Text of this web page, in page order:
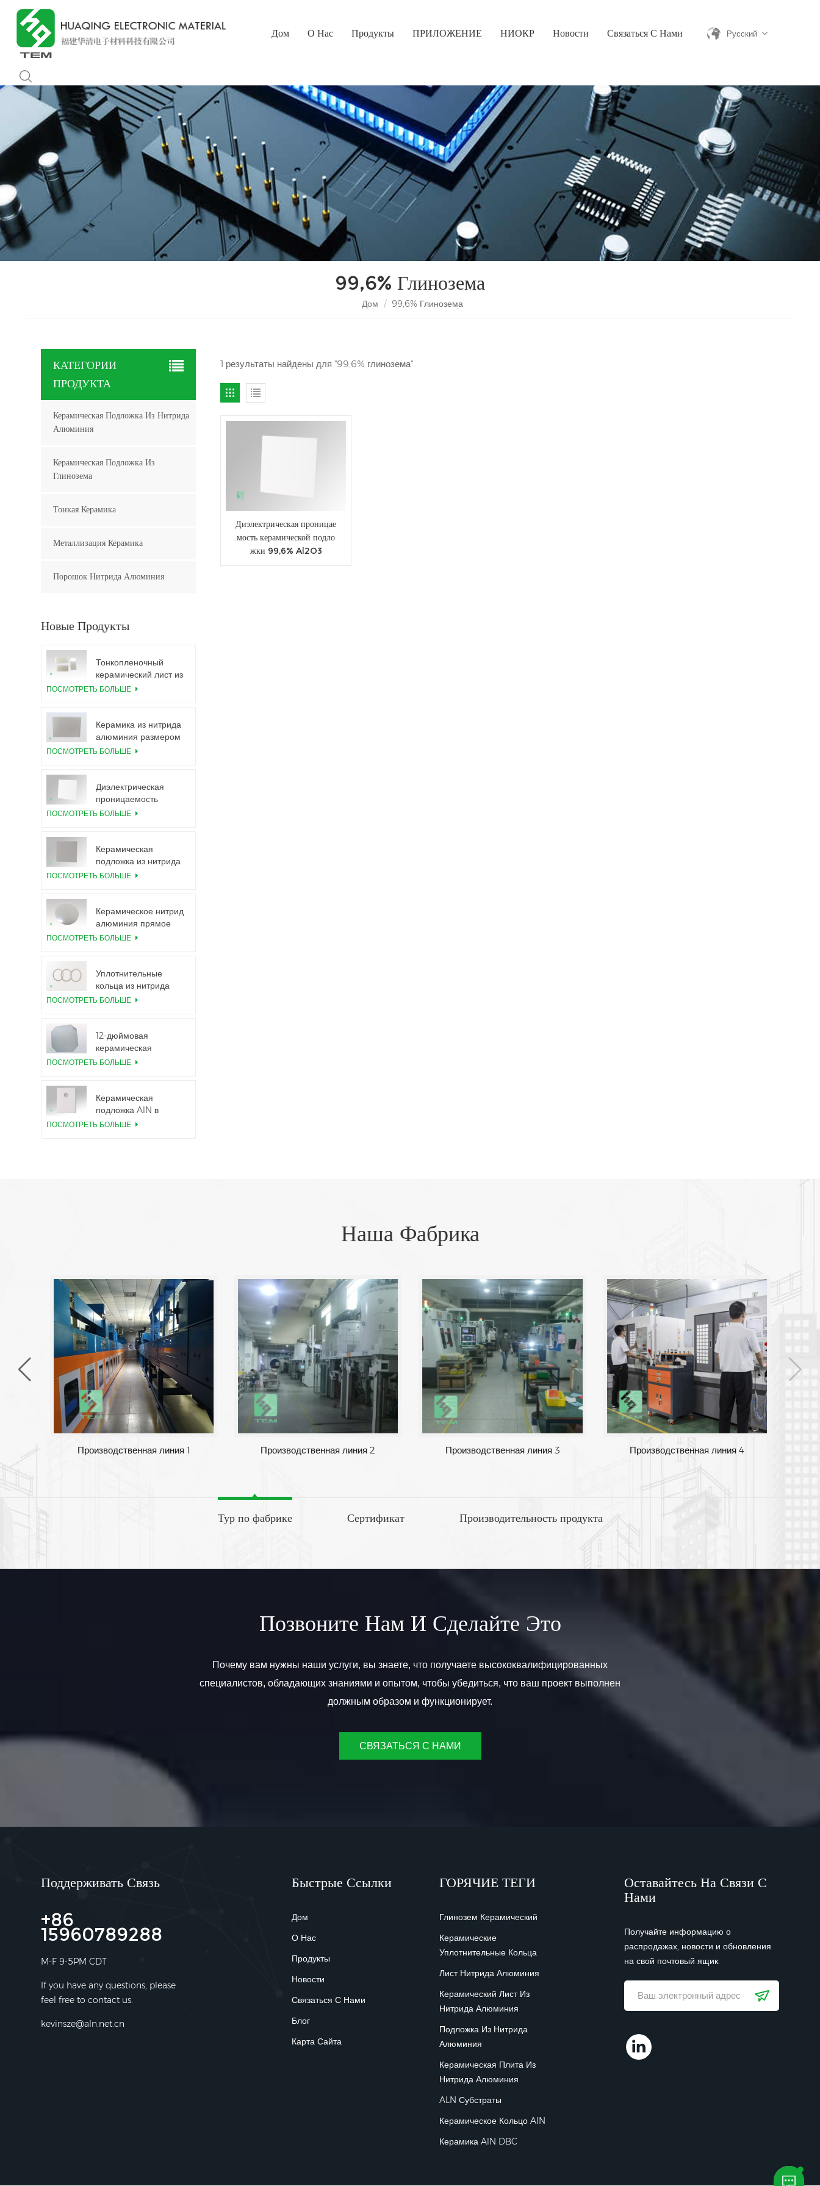
Дом О Нас Продукты ПРИЛОЖЕНИЕ НИОКР Новости Связаться С Нами Русский
99,6% Глинозема
Дом / 99,6% Глинозема
1 результаты найдены для "99,6% глинозема"
Диэлектрическая проницае
мость керамической подло
жки 99,6% Al2O3
КАТЕГОРИИ
ПРОДУКТА
Керамическая Подложка Из Нитрида
Алюминия
Керамическая Подложка Из
Глинозема
Тонкая Керамика
Металлизация Керамика
Порошок Нитрида Алюминия
Новые Продукты
Тонкопленочный
керамический лист из
нитрида алюминия,
заказу
ПОСМОТРЕТЬ БОЛЬШЕ
Керамика из нитрида
алюминия размером
5,5×7,5 дюймов,
ПОСМОТРЕТЬ БОЛЬШЕ
Диэлектрическая
проницаемость
керамической
ПОСМОТРЕТЬ БОЛЬШЕ
Керамическая
подложка из нитрида
алюминия с высокой
ПОСМОТРЕТЬ БОЛЬШЕ
Керамическое нитрид
алюминия прямое
соединение пластин
ПОСМОТРЕТЬ БОЛЬШЕ
Уплотнительные
кольца из нитрида
алюминия для
ПОСМОТРЕТЬ БОЛЬШЕ
12-дюймовая
керамическая
подложка из нитрида
ПОСМОТРЕТЬ БОЛЬШЕ
Керамическая
подложка AlN в
корпусе TO220
ПОСМОТРЕТЬ БОЛЬШЕ
Наша Фабрика
Фабрика Производственная линия 1 Производственная линия 2 Производственная линия 3 Производственная
Тур по фабрике Сертификат Производительность продукта
Позвоните Нам И Сделайте Это
Почему вам нужны наши услуги, вы знаете, что получаете высококвалифицированных
специалистов, обладающих знаниями и опытом, чтобы убедиться, что ваш проект выполнен
должным образом и функционирует.
СВЯЗАТЬСЯ С НАМИ
Поддерживать Связь
+86
15960789288
M-F 9-5PM CDT
If you have any questions, please
feel free to contact us.
kevinsze@aln.net.cn
Быстрые Ссылки
Дом
О Нас
Продукты
Новости
Связаться С Нами
Блог
Карта Сайта
ГОРЯЧИЕ ТЕГИ
Глинозем Керамический
Керамические
Уплотнительные Кольца
Лист Нитрида Алюминия
Керамический Лист Из
Нитрида Алюминия
Подложка Из Нитрида
Алюминия
Керамическая Плита Из
Нитрида Алюминия
ALN Субстраты
Керамическое Кольцо AlN
Керамика AlN DBC
Оставайтесь На Связи С
Нами
Получайте информацию о
распродажах, новости и обновления
на свой почтовый ящик.